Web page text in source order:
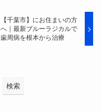
【千葉市】にお住まいの方
へ｜最新ブルーラジカルで
歯周病を根本から治療
検索